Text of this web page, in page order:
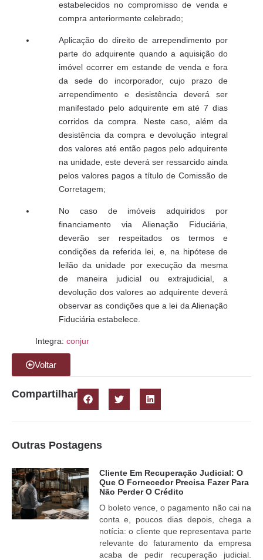
estabelecidos no compromisso de venda e
compra anteriormente celebrado;
Aplicação do direito de arrependimento por
parte do adquirente quando a aquisição do
imóvel ocorrer em estande de venda e fora
da sede do incorporador, cujo prazo de
arrependimento e desistência deverá ser
manifestado pelo adquirente em até 7 dias
corridos da compra. Neste caso, além da
desistência da compra e devolução integral
dos valores até então pagos pelo adquirente
na unidade, este deverá ser ressarcido ainda
pelos valores pagos a título de Comissão de
Corretagem;
No caso de imóveis adquiridos por
financiamento via Alienação Fiduciária,
deverão ser respeitados os termos e
condições da referida lei, e, na hipótese de
leilão da unidade por execução da mesma
de maneira judicial ou extrajudicial, a
devolução dos valores ao adquirente deverá
observar as condições que a lei da Alienação
Fiduciária estabelece.
Integra: conjur
Voltar
Compartilhar
Outras Postagens
Cliente Em Recuperação Judicial: O
Que O Fornecedor Precisa Fazer Para
Não Perder O Crédito
O boleto vence, o pagamento não cai na
conta e, poucos dias depois, chega a
notícia: o cliente que representava parte
relevante do faturamento da empresa
acaba de pedir recuperação judicial.